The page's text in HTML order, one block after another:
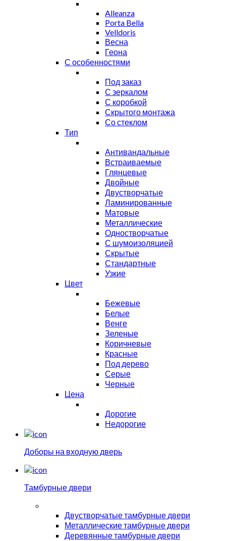
Alleanza
Porta Bella
Velldoris
Весна
Геона
С особенностями
Под заказ
С зеркалом
С коробкой
Скрытого монтажа
Со стеклом
Тип
Антивандальные
Встраиваемые
Глянцевые
Двойные
Двустворчатые
Ламинированные
Матовые
Металлические
Одностворчатые
С шумоизоляцией
Скрытые
Стандартные
Узкие
Цвет
Бежевые
Белые
Венге
Зеленые
Коричневые
Красные
Под дерево
Серые
Черные
Цена
Дорогие
Недорогие
Доборы на входную дверь
Тамбурные двери
Двустворчатые тамбурные двери
Металлические тамбурные двери
Деревянные тамбурные двери